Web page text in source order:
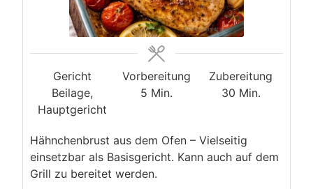
Gericht
Beilage,
Hauptgericht
Vorbereitung
5 Minuten
Min.
Zubereitung
30Minuten
Min.
Hähnchenbrust aus dem Ofen – Vielseitig
einsetzbar als Basisgericht. Kann auch auf dem
Grill zu bereitet werden.